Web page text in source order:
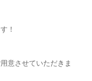
！
意させていただきま